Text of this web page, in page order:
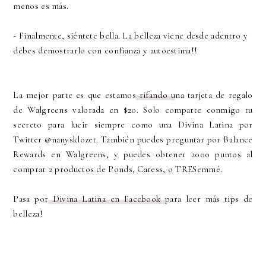
menos es más.
- Finalmente, siéntete bella. La belleza viene desde adentro y
debes demostrarlo con confianza y autoestima!!
La mejor parte es que estamosrifando una tarjeta de regalo
de Walgreens valorada en $20. Solo comparte conmigo tu
secreto para lucir siempre como una Divina Latina por
Twitter @nanysklozet. También puedes preguntar por Balance
Rewards en Walgreens, y puedes obtener 2000 puntos al
comprar 2 productos de Ponds, Caress, o TRESemmé.
Pasa porDivina Latina en Facebookpara leer más tips de
belleza!